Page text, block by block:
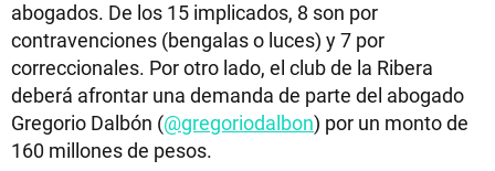
abogados. De los 15 implicados, 8 son por
contravenciones (bengalas o luces) y 7 por
correccionales. Por otro lado, el club de la Ribera
deberá afrontar una demanda de parte del abogado
Gregorio Dalbón (@gregoriodalbon) por un monto de
160 millones de pesos.